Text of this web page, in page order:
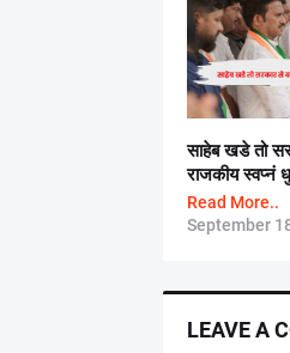
साहेब खडे तो
राजकीय स्वप्नं
Read More..
September
LEAVE A